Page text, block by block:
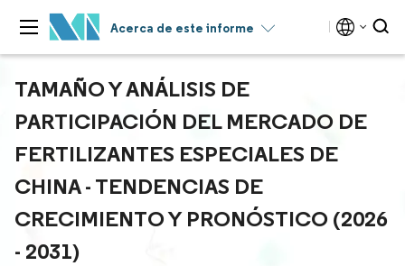
Acerca de este informe
TAMAÑO Y ANÁLISIS DE
PARTICIPACIÓN DEL MERCADO DE
FERTILIZANTES ESPECIALES DE
CHINA - TENDENCIAS DE
CRECIMIENTO Y PRONÓSTICO (2026
- 2031)